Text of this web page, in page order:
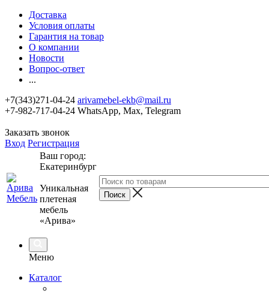
Доставка
Условия оплаты
Гарантия на товар
О компании
Новости
Вопрос-ответ
...
+7(343)271-04-24 arivamebel-ekb@mail.ru
+7-982-717-04-24 WhatsApp, Max, Telegram
Заказать звонок
Вход Регистрация
Ваш город:
Екатеринбург
Уникальная
плетеная
мебель
«Арива»
Меню
Каталог